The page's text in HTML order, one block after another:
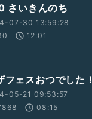
さいきんのち
07-30 13:59:28
12:01
フェスおつでした！
05-21 09:53:57
08:15